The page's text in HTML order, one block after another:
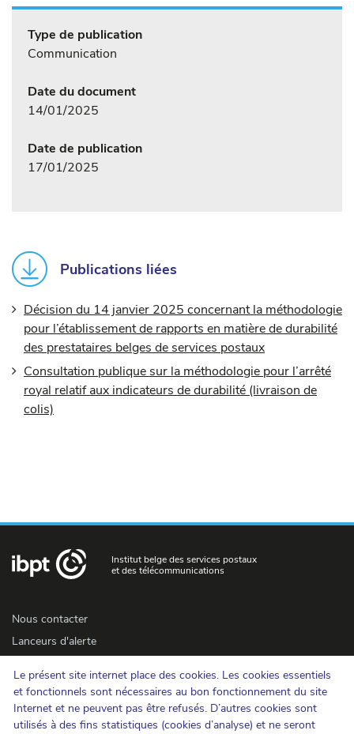
Le présent site internet place des cookies. Les cookies essentiels
et fonctionnels sont nécessaires au bon fonctionnement du site
Internet et ne peuvent pas être refusés. D’autres cookies sont
utilisés à des fins statistiques (cookies d’analyse) et ne seront
Type de publication
Communication
Date du document
14/01/2025
Date de publication
17/01/2025
Publications liées
Décision du 14 janvier 2025 concernant la méthodologie
pour l’établissement de rapports en matière de durabilité
des prestataires belges de services postaux
Consultation publique sur la méthodologie pour l’arrêté
royal relatif aux indicateurs de durabilité (livraison de
colis)
Institut belge des services postaux
et des télécommunications
Nous contacter
Lanceurs d'alerte
Accessibilité
Presse